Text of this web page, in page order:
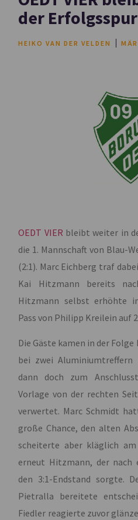
der Erfolgsspur
HEIKO VAN DER VELDEN
OEDT VIER bleibt weiter in
die 1. Mannschaft von Blau-
(2:1). Marc Eichberg traf
Kai Hitzmann bereits
Hitzmann selbst erhöhte
Pass von Philipp Kreilein auf
Die Gäste kamen in der
bei zwei Aluminiumtreffern
dann doch zum
Vorlage von der rechten
verwertet. Marc Schmidt
große Chance, den alten
scheiterte aber kläglich
erneut Hitzmann, der nach
den 3:1-Endstand sorgte.
Pietralla bereitete
Fiedler reagierte zuvor